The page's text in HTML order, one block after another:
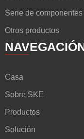
Serie de componentes
Otros productos
Casa
Sobre SKE
Productos
Solución